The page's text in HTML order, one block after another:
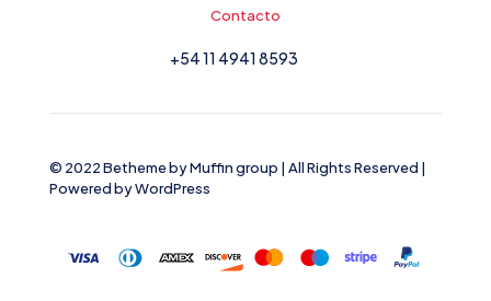
Contacto
+54 11 4941 8593
© 2022 Betheme byMuffin group | All Rights Reserved |
Powered byWordPress